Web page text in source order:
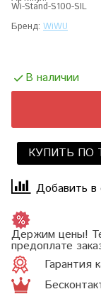
Wi-Stand-S100-SIL
Бренд: WiWU
В наличии
КУПИТЬ ПО
Добавить в
Держим цены!
предоплате
Гарантия